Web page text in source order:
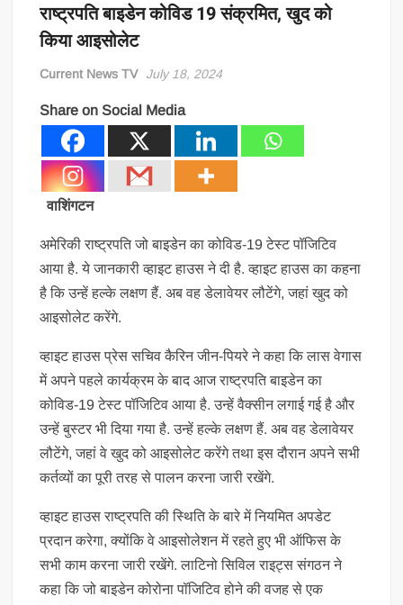
राष्ट्रपति बाइडेन कोविड 19 संक्रमित, खुद को
किया आइसोलेट
Current News TV July 18, 2024
Share on Social Media
वाशिंगटन
अमेरिकी राष्ट्रपति जो बाइडेन का कोविड-19 टेस्ट पॉजिटिव
आया है. ये जानकारी व्हाइट हाउस ने दी है. व्हाइट हाउस का कहना
है कि उन्हें हल्के लक्षण हैं. अब वह डेलावेयर लौटेंगे, जहां खुद को
आइसोलेट करेंगे.
व्हाइट हाउस प्रेस सचिव कैरिन जीन-पियरे ने कहा कि लास वेगास
में अपने पहले कार्यक्रम के बाद आज राष्ट्रपति बाइडेन का
कोविड-19 टेस्ट पॉजिटिव आया है. उन्हें वैक्सीन लगाई गई है और
उन्हें बुस्टर भी दिया गया है. उन्हें हल्के लक्षण हैं. अब वह डेलावेयर
लौटेंगे, जहां वे खुद को आइसोलेट करेंगे तथा इस दौरान अपने सभी
कर्तव्यों का पूरी तरह से पालन करना जारी रखेंगे.
व्हाइट हाउस राष्ट्रपति की स्थिति के बारे में नियमित अपडेट
प्रदान करेगा, क्योंकि वे आइसोलेशन में रहते हुए भी ऑफिस के
सभी काम करना जारी रखेंगे. लाटिनो सिविल राइट्स संगठन ने
कहा कि जो बाइडेन कोरोना पॉजिटिव होने की वजह से एक